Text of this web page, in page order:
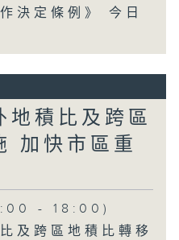
決定條例》 今日
地積比及跨區
加快市區重
- 18:00)
及跨區地積比轉移